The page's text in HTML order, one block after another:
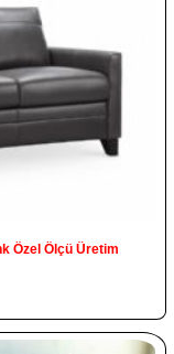
Özel Ölçü Üretim